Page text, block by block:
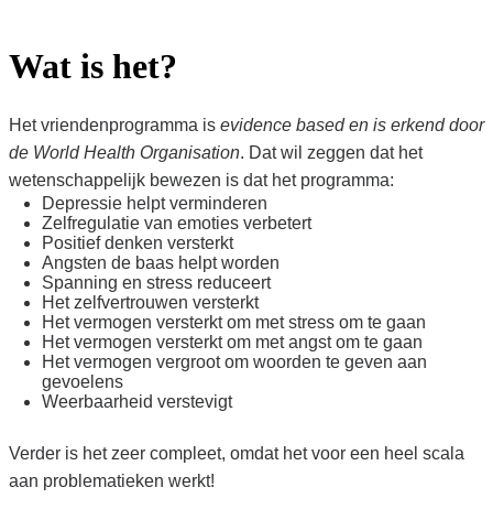
Wat is het?
Het vriendenprogramma is evidence based en is erkend door
de World Health Organisation. Dat wil zeggen dat het
wetenschappelijk bewezen is dat het programma:
Depressie helpt verminderen
Zelfregulatie van emoties verbetert
Positief denken versterkt
Angsten de baas helpt worden
Spanning en stress reduceert
Het zelfvertrouwen versterkt
Het vermogen versterkt om met stress om te gaan
Het vermogen versterkt om met angst om te gaan
Het vermogen vergroot om woorden te geven aan
gevoelens
Weerbaarheid verstevigt
Verder is het zeer compleet, omdat het voor een heel scala
aan problematieken werkt!